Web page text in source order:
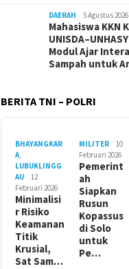
DAERAH 5 Agustus 2026
Mahasiswa KKN
Modul Ajar
Sampah untuk
BERITA TNI – POLRI
BHAYANGKAR
A,
LUBUKLINGG
AU
12
Februari 2026
Minimalisi
r Risiko
Keamanan
Titik
Krusial,
Sat Sam…
MILITER
10
Februari 2026
Pemerint
ah
Siapkan
Rusun
Kopassus
di Solo
untuk
Pe…